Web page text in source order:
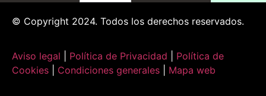
© Copyright 2024. Todos los derechos reservados.
Aviso legal Política de Privacidad
Política de
Cookies
Condiciones generales Mapa web